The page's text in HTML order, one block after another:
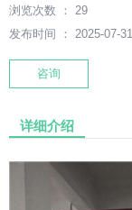
浏览次数 ： 29
发布时间 ： 2025-07-31
咨询
详细介绍